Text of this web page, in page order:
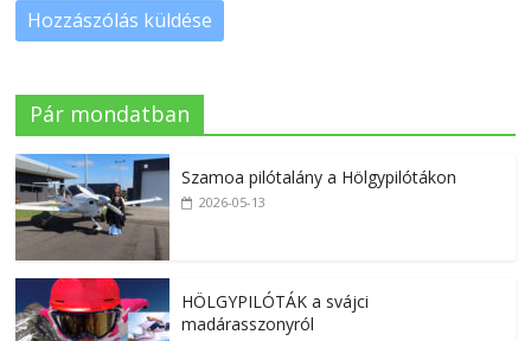
Pár mondatban
Szamoa pilótalány a Hölgypilótákon
2026-05-13
HÖLGYPILÓTÁK a svájci
madárasszonyról